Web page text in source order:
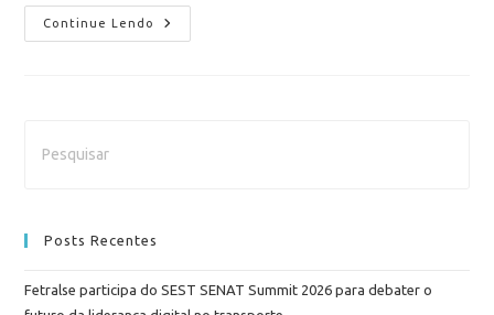
Continue Lendo
Posts Recentes
Fetralse participa do SEST SENAT Summit 2026 para debater o